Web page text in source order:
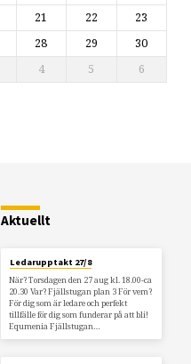
21 22
23
28 29
30
4 5 6
Aktuellt
Ledarupptakt 27/8
När? Torsdagen den 27 aug kl. 18.00-ca
20.30 Var? Fjällstugan plan 3 För vem?
För dig som är ledare och perfekt
tillfälle för dig som funderar på att bli!
Equmenia Fjällstugan…